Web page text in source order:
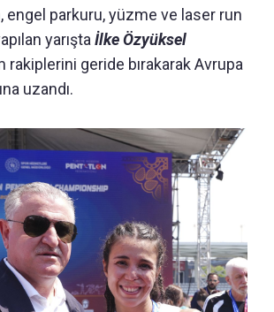
engel parkuru, yüzme ve laser run
yarışta İlke Özyüksel
rakiplerini geride bırakarak Avrupa
uzandı.